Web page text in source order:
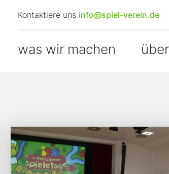
Kontaktiere uns info@spiel-verein.de
was wir machen